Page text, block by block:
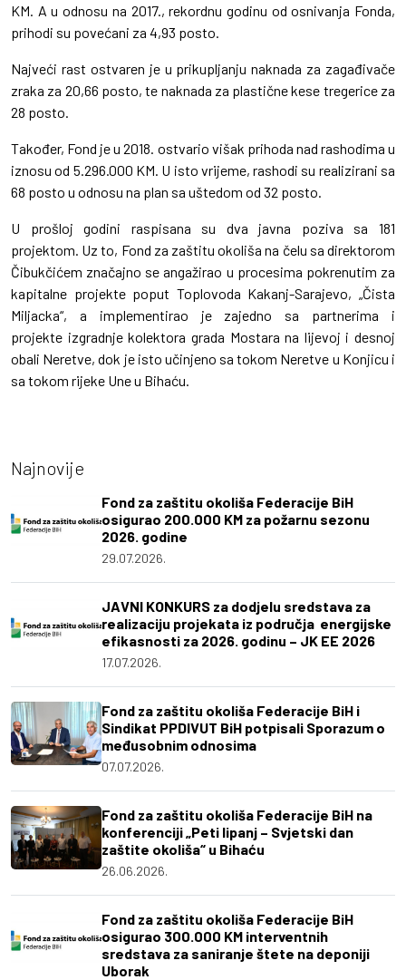
KM. A u odnosu na 2017., rekordnu godinu od osnivanja Fonda,
prihodi su povećani za 4,93 posto.
Najveći rast ostvaren je u prikupljanju naknada za zagađivače
zraka za 20,66 posto, te naknada za plastične kese tregerice za
28 posto.
Također, Fond je u 2018. ostvario višak prihoda nad rashodima u
iznosu od 5.296.000 KM. U isto vrijeme, rashodi su realizirani sa
68 posto u odnosu na plan sa uštedom od 32 posto.
U prošloj godini raspisana su dva javna poziva sa 181
projektom. Uz to, Fond za zaštitu okoliša na čelu sa direktorom
Čibukčićem značajno se angažirao u procesima pokrenutim za
kapitalne projekte poput Toplovoda Kakanj-Sarajevo, „Čista
Miljacka“, a implementirao je zajedno sa partnerima i
projekte izgradnje kolektora grada Mostara na lijevoj i desnoj
obali Neretve, dok je isto učinjeno sa tokom Neretve u Konjicu i
sa tokom rijeke Une u Bihaću.
Najnovije
Fond za zaštitu okoliša Federacije BiH
osigurao 200.000 KM za požarnu sezonu
2026. godine
29.07.2026.
JAVNI KONKURS za dodjelu sredstava za
realizaciju projekata iz područja energijske
efikasnosti za 2026. godinu – JK EE 2026
17.07.2026.
Fond za zaštitu okoliša Federacije BiH i
Sindikat PPDIVUT BiH potpisali Sporazum o
međusobnim odnosima
07.07.2026.
Fond za zaštitu okoliša Federacije BiH na
konferenciji „Peti lipanj – Svjetski dan
zaštite okoliša“ u Bihaću
26.06.2026.
Fond za zaštitu okoliša Federacije BiH
osigurao 300.000 KM interventnih
sredstava za saniranje štete na deponiji
Uborak